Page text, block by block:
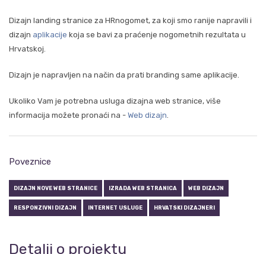
Dizajn landing stranice za HRnogomet, za koji smo ranije napravili i
dizajn aplikacije koja se bavi za praćenje nogometnih rezultata u
Hrvatskoj.
Dizajn je napravljen na način da prati branding same aplikacije.
Ukoliko Vam je potrebna usluga dizajna web stranice, više
informacija možete pronaći na - Web dizajn.
Poveznice
DIZAJN NOVE WEB STRANICE IZRADA WEB STRANICA WEB DIZAJN
RESPONZIVNI DIZAJN INTERNET USLUGE HRVATSKI DIZAJNERI
Detalji o projektu